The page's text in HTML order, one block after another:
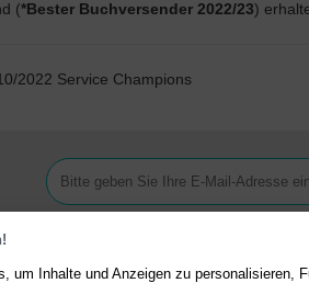
um Inhalte und Anzeigen zu personalisieren,
(*Bester Buchversender 2022/23)
2022 Service Champions